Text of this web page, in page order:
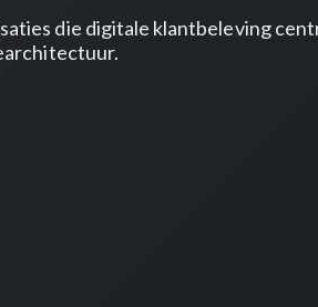
die digitale klantbeleving